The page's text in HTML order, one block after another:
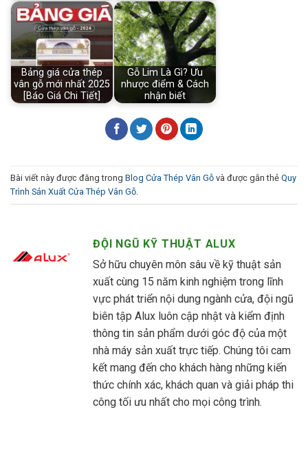
Bảng giá cửa thép
vân gỗ mới nhất 2025
[Báo Giá Chi Tiết]
Gỗ Lim Là Gì? Ưu
nhược điểm & Cách
nhận biết
Bài viết này được đăng trong Blog Cửa Thép Vân Gỗ và được gắn thẻ Quy
Trình Sản Xuất Cửa Thép Vân Gỗ
ĐỘI NGŨ KỸ THUẬT ALUX
Sở hữu chuyên môn sâu về kỹ thuật sản
xuất cùng 15 năm kinh nghiệm trong lĩnh
vực phát triển nội dung ngành cửa, đội ngũ
biên tập Alux luôn cập nhật và kiểm định
thông tin sản phẩm dưới góc độ của một
nhà máy sản xuất trực tiếp. Chúng tôi cam
kết mang đến cho khách hàng những kiến
thức chính xác, khách quan và giải pháp thi
công tối ưu nhất cho mọi công trình.